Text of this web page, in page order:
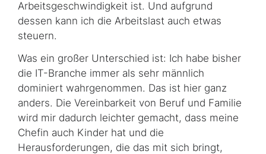
Arbeitsgeschwindigkeit ist. Und aufgrund
dessen kann ich die Arbeitslast auch etwas
steuern.
Was ein großer Unterschied ist: Ich habe bisher
die IT-Branche immer als sehr männlich
dominiert wahrgenommen. Das ist hier ganz
anders. Die Vereinbarkeit von Beruf und Familie
wird mir dadurch leichter gemacht, dass meine
Chefin auch Kinder hat und die
Herausforderungen, die das mit sich bringt,